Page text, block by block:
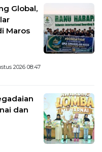
Global,
Maros
2026 08:47
dan